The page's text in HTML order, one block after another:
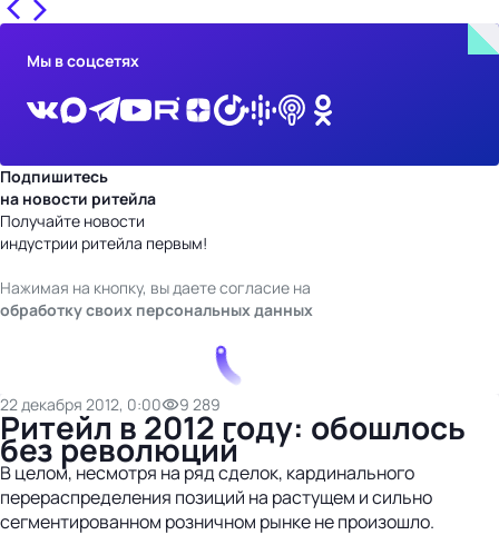
Мы в соцсетях
Подпишитесь
на новости ритейла
Получайте новости
индустрии ритейла первым!
Нажимая на кнопку, вы даете согласие на
обработку своих персональных данных
22 декабря 2012, 0:00 9 289
Ритейл в 2012 году: обошлось
без революций
В целом, несмотря на ряд сделок, кардинального
перераспределения позиций на растущем и сильно
сегментированном розничном рынке не произошло.